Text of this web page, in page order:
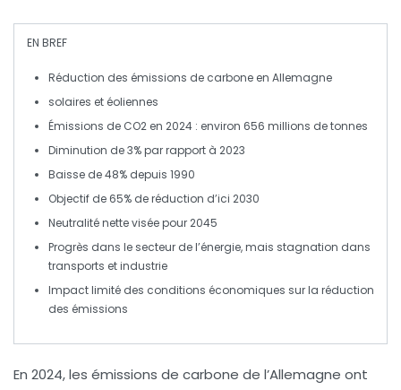
EN BREF
Réduction des émissions de carbone en Allemagne
solaires et éoliennes
Émissions de CO2 en 2024 : environ 656 millions de tonnes
Diminution de3%par rapport à 2023
Baisse de48% depuis 1990
Objectif de65% de réduction d’ici 2030
Neutralité nette visée pour2045
Progrès dans le secteur de l’énergie, mais stagnation dans
transports etindustrie
Impact limité des conditions économiques sur la réduction
des émissions
En 2024, les émissions de carbone de l’Allemagne ont